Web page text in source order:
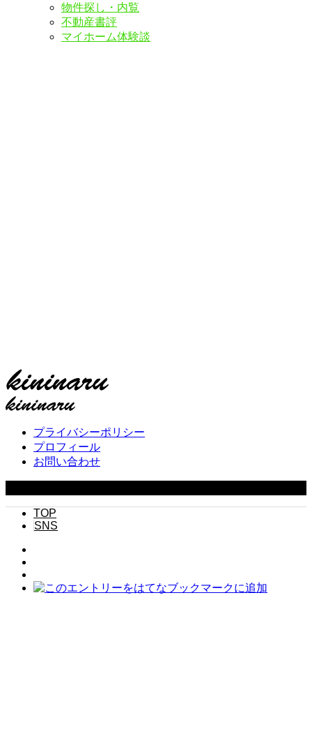
物件探し・内覧
不動産書評
マイホーム体験談
プライバシーポリシー
プロフィール
お問い合わせ
TOP
SNS